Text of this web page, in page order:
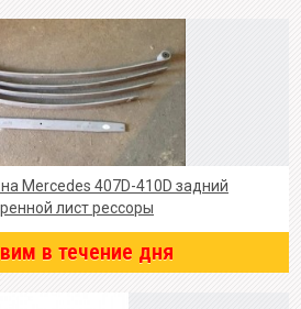
Mercedes 407D-410D задний
лист рессоры
в течение дня